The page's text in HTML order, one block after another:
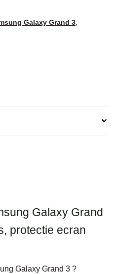
Galaxy Grand 3,
Galaxy Grand
protectie ecran
Galaxy Grand 3 ?